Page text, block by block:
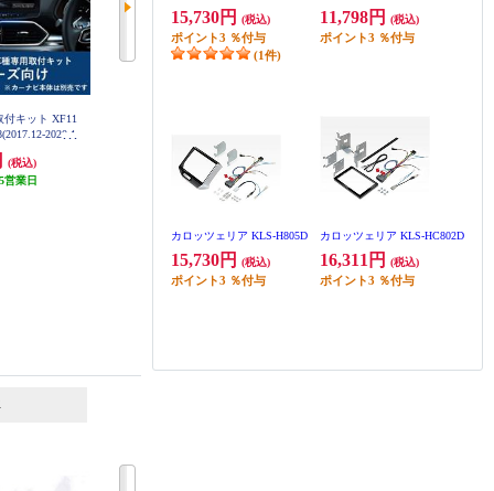
15,730円 (税込)
ポイント3 ％付与
(1件)
11,798円 (税込)
ポイント3 ％付与
カロッツェリア KLS-H805D
15,730円 (税込)
ポイント3 ％付与
カロッツェリア KLS-HC802D
16,311円 (税込)
ポイント3 ％付与
付キット XF11
2020.1
(税込)
5営業日
クァイア(2014.1-現在)専用 KTX-7
W-NVE-80
4,411円(税込)
132円分ポイント還元
5営業日
ー/ワゴンR/パレット/ラパン等ス
ズキ2DIN汎用キット NKK-S71D
3,812円
114円分ポイント還元
発送目安: